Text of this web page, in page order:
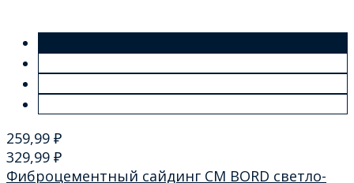
259,99 ₽
329,99 ₽
Фиброцементный сайдинг CM BORD светло-